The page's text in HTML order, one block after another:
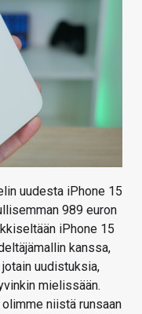
uudesta iPhone 15
989 euron
iPhone 15
kanssa,
uudistuksia,
mielissään.
niistä runsaan